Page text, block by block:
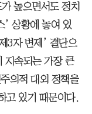
높으면서도 정치
’ 상황에 놓여 있
3자 변제’ 결단으
지속되는 가장 큰
의적 대외 정책을
고 있기 때문이다.